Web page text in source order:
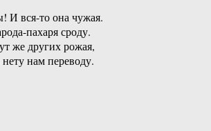
И вся-то она чужая.
пахаря сроду.
же других рожая,
нам переводу.